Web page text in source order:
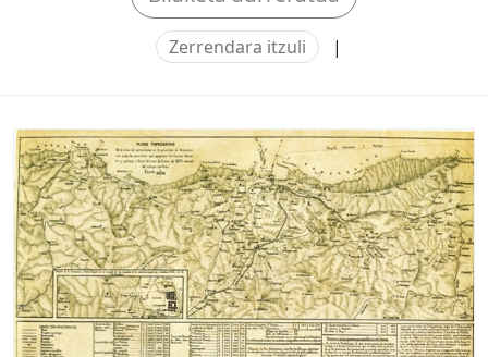
Zerrendara itzuli |